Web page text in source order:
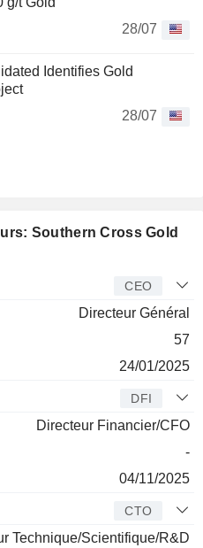
28/07
Identifies Gold
28/07
Southern Cross Gold
CEO
Directeur Général
57
24/01/2025
DFI
Directeur Financier/CFO
-
04/11/2025
CTO
Technique/Scientifique/R&D